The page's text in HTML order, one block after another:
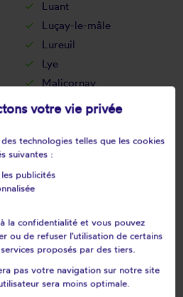
Luant
Luçay-le-mâle
Lureuil
Lye
Malicornay
Martizay
Méobecq
Mers-sur-indre
Meunet-sur-vatan
Montchevrier
Montierchaume
Montlevicq
Mouhers
votre vie privée
technologies telles que les cookies
suivantes :
publicités
la confidentialité et vous pouvez
ou de refuser l'utilisation de certains
proposés par des tiers.
pas votre navigation sur notre site
sera moins optimale.